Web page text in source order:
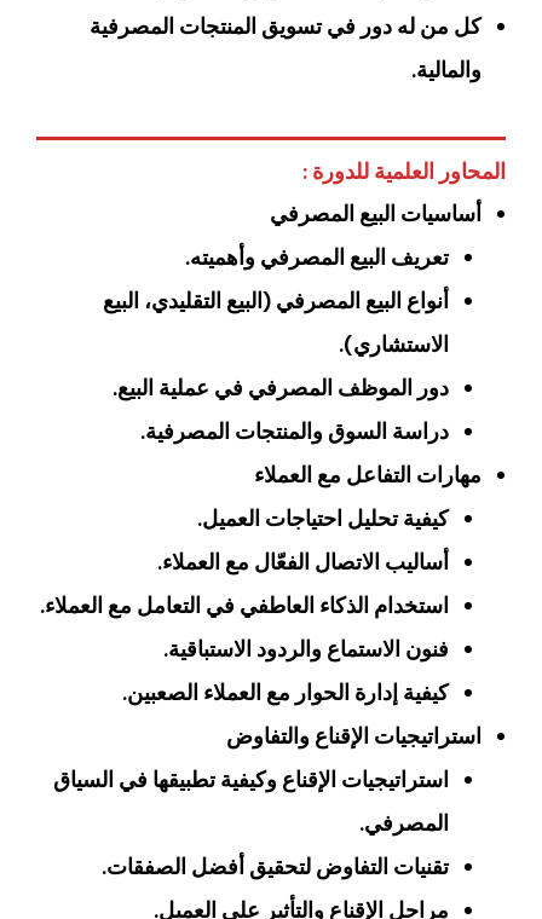
كل من له دور في تسويق المنتجات المصرفية
والمالية.
المحاور العلمية للدورة :
أساسيات البيع المصرفي
تعريف البيع المصرفي وأهميته.
أنواع البيع المصرفي (البيع التقليدي، البيع
الاستشاري).
دور الموظف المصرفي في عملية البيع.
دراسة السوق والمنتجات المصرفية.
مهارات التفاعل مع العملاء
كيفية تحليل احتياجات العميل.
أساليب الاتصال الفعّال مع العملاء.
استخدام الذكاء العاطفي في التعامل مع العملاء.
فنون الاستماع والردود الاستباقية.
كيفية إدارة الحوار مع العملاء الصعبين.
استراتيجيات الإقناع والتفاوض
استراتيجيات الإقناع وكيفية تطبيقها في السياق
المصرفي.
تقنيات التفاوض لتحقيق أفضل الصفقات.
مراحل الإقناع والتأثير على العميل.